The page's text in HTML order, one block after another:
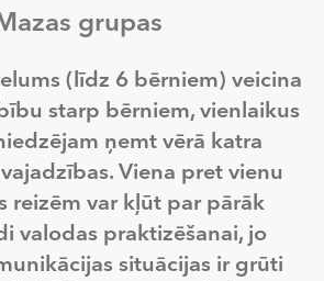
grupas
(līdz 6 bērniem) veicina
starp bērniem, vienlaikus
ņemt vērā katra
Viena pret vienu
reizēm var kļūt par pārāk
valodas praktizēšanai, jo
situācijas ir grūti